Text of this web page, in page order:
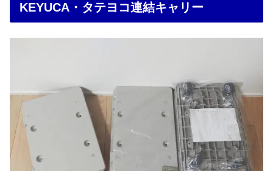
KEYUCA・タテヨコ連結キャリー